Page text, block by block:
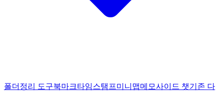
폴더 정리 도구북마크타임스탬프미니맵메모사이드 챗기존 다